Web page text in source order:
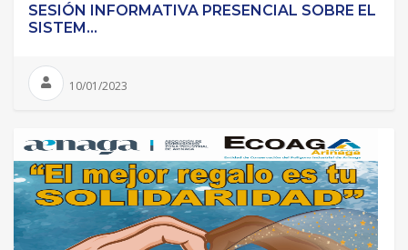
SESIÓN INFORMATIVA PRESENCIAL SOBRE EL
SISTEM...
10/01/2023